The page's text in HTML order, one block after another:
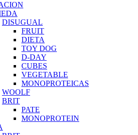
DISUGUAL
FRUIT
DIETA
TOY DOG
D-DAY
CUBES
VEGETABLE
MONOPROTEICAS
WOOLF
BRIT
PATE
MONOPROTEIN